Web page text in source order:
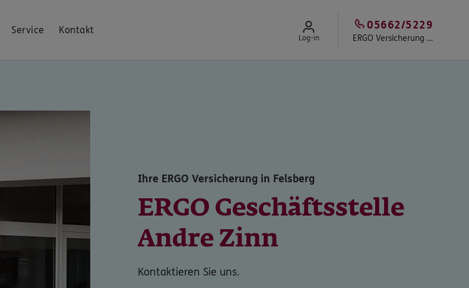
Service Kontakt
Log-in ERGO Versicherung Andre Zinn
05662/5229
Ihre ERGO Versicherung in Felsberg
ERGO Geschäftsstelle
Andre Zinn
Kontaktieren Sie uns.